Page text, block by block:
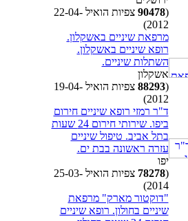
(
90478
צפיות הואיל 22-04-
2012)
מרפאת שיניים באשקלון.
רופא שיניים באשקלון.
השתלות שיניים.
אשקלון
(
88293
צפיות הואיל 19-04-
2012)
ד"ר רמזי רופא שיניים חירום
ביפו. שירותי חירום 24 שעות
בתל אביב. טיפול שיניים
עזרה ראשונה בבת ים.
יפו
(
78278
צפיות הואיל 25-03-
2014)
"דוקטור מארק" מרפאת
שיניים בחולון. רופא שיניים